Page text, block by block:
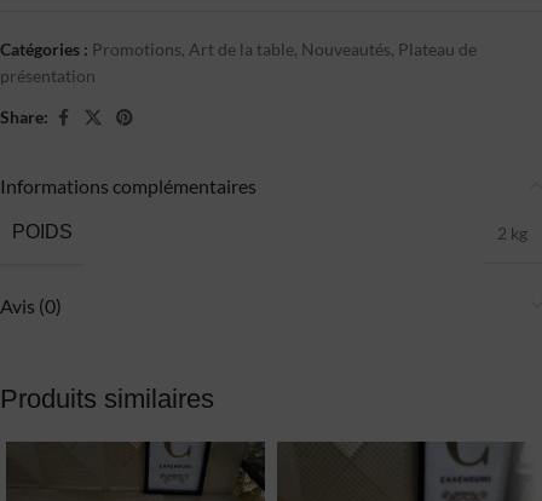
Catégories : Promotions, Art de la table, Nouveautés, Plateau de
présentation
Share:
Informations complémentaires
POIDS 2 kg
Avis (0)
Produits similaires